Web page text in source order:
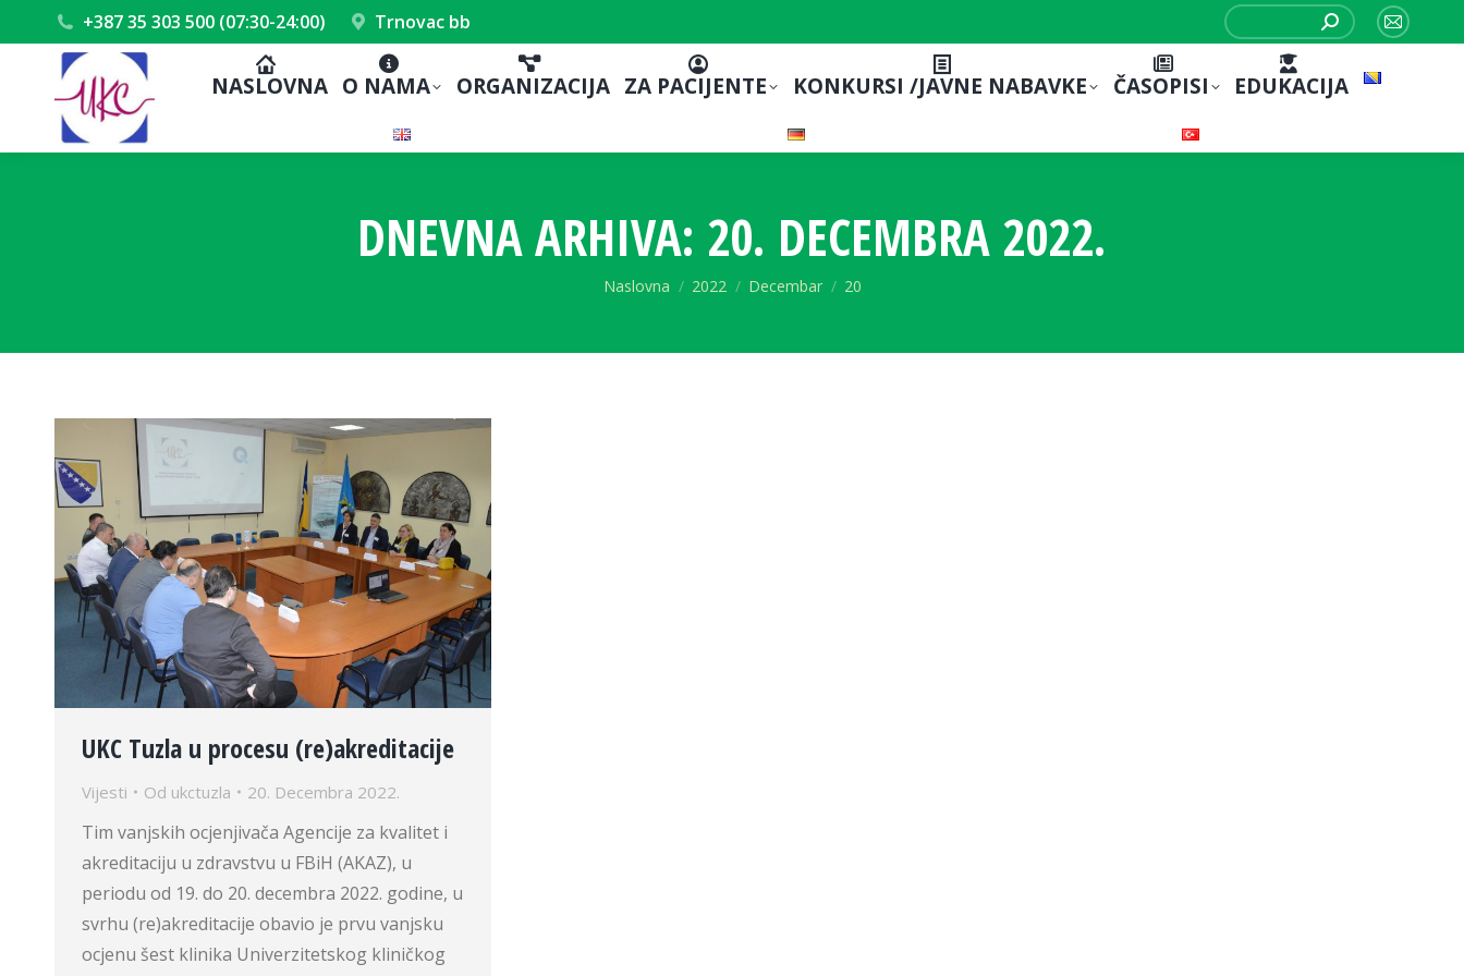
+387 35 303 500 (07:30-24:00) Trnovac bb
Search:
Mail
NASLOVNA O NAMA ORGANIZACIJA ZA PACIJENTE KONKURSI /JAVNE NABAVKE ČASOPISI EDUKACIJA
DNEVNA ARHIVA: 20. DECEMBRA 2022.
You are here:
Naslovna 2022 Decembar 20
UKC Tuzla u procesu (re)akreditacije
Vijesti Od ukctuzla 20. Decembra 2022.
Tim vanjskih ocjenjivača Agencije za kvalitet i
akreditaciju u zdravstvu u FBiH (AKAZ), u
periodu od 19. do 20. decembra 2022. godine, u
svrhu (re)akreditacije obavio je prvu vanjsku
ocjenu šest klinika Univerzitetskog kliničkog